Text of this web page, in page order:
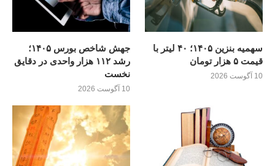
سهمیه بنزین ۱۴۰۵؛ ۴۰ لیتر با
قیمت ۵ هزار تومان
10 آگوست 2026
جهش شاخص بورس ۱۴۰۵؛
رشد ۱۱۲ هزار واحدی در دقایق
نخست
10 آگوست 2026